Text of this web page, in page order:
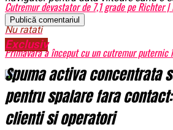
Cutremur devastator de 7,1 grade pe Richter |
Nu ratati
Primăvara a început cu un cutremur puternic
Exclusiv
Spuma activa concentrata
pentru spalare fara
clienti si operatori